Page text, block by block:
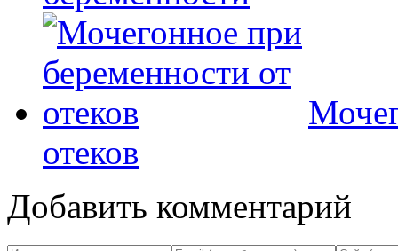
отеков
Добавить комментарий